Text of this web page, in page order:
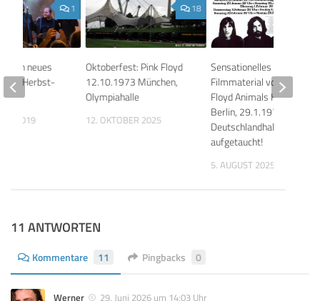
18
Oktoberfest: Pink Floyd
12.10.1973 München,
Olympiahalle
12. OKTOBER 2025
Sensationelles
Filmmaterial vom Pink
Floyd Animals Konzert in
Berlin, 29.1.1977,
Deutschlandhalle,
aufgetaucht!
5. AUGUST 2025
1
neues
und Herbst-
2019
11 ANTWORTEN
Kommentare 11 Pingbacks 0
Werner
29. Juni 2026 um 14:03 Uhr